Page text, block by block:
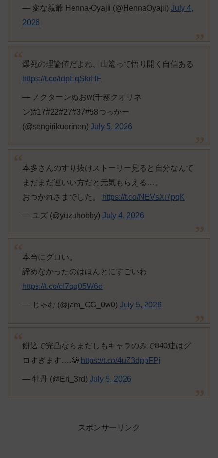
— 変な親爺 Henna-Oyajii (@HennaOyajii) July 4,
2026
爆死の理論値だよね、山篭って悟り開く自信ある
https://t.co/idpEqSkrHF
— ノクターンぬおw(千霧クオリネ
ン)#17#22#27#37#58つっかー
(@sengirikuorinen) July 5, 2026
本多さんのすり抜けストーリー見ると自分なんて
まだまだ運いい方だと元気もらえる…。
おつかれさまでした。
https://t.co/NEVsXi7pqK
— ユズ (@yuzuhobby) July 4, 2026
本当にグロい。
諦めなかったのはほんとにすごいわ
https://t.co/cI7qq05W6o
— じゃむ (@jam_GG_0w0) July 5, 2026
餅込で完凸ならまだしもキャラのみで840連はグ
ロすぎます….🥲 https://t.co/4uZ3dppFPj
— 牡丹 (@Eri_3rd) July 5, 2026
スポンサーリンク